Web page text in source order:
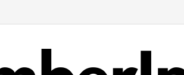
Mengubah Cara Bermain di Lapangan Virtual